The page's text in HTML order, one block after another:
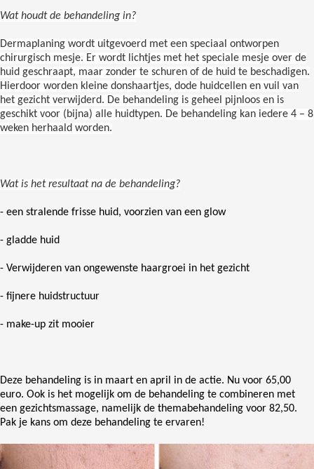
Wat houdt de behandeling in?
Dermaplaning wordt uitgevoerd met een speciaal ontworpen
chirurgisch mesje. Er wordt lichtjes met het speciale mesje over de
huid geschraapt, maar zonder te schuren of de huid te beschadigen.
Hierdoor worden kleine donshaartjes, dode huidcellen en vuil van
het gezicht verwijderd. De behandeling is geheel pijnloos en is
geschikt voor (bijna) alle huidtypen. De behandeling kan iedere 4 – 8
weken herhaald worden.
Wat is het resultaat na de behandeling?
- een stralende frisse huid, voorzien van een glow
- gladde huid
- Verwijderen van ongewenste haargroei in het gezicht
- fijnere huidstructuur
- make-up zit mooier
Deze behandeling is in maart en april in de actie. Nu voor 65,00
euro. Ook is het mogelijk om de behandeling te combineren met
een gezichtsmassage, namelijk de themabehandeling voor 82,50.
Pak je kans om deze behandeling te ervaren!